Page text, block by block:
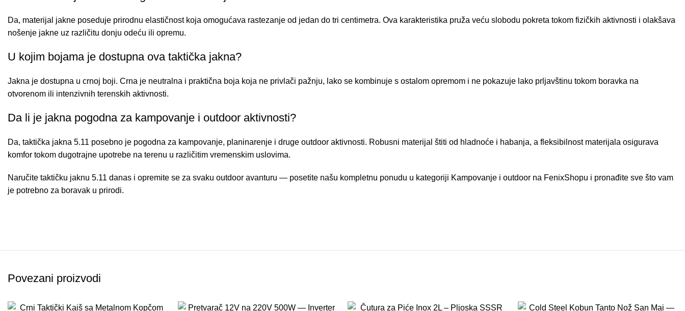
Da, materijal jakne poseduje prirodnu elastičnost koja omogućava rastezanje od jedan do tri centimetra. Ova karakteristika pruža veću slobodu pokreta tokom fizičkih aktivnosti i olakšava
nošenje jakne uz različitu donju odeću ili opremu.
U kojim bojama je dostupna ova taktička jakna?
Jakna je dostupna u crnoj boji. Crna je neutralna i praktična boja koja ne privlači pažnju, lako se kombinuje s ostalom opremom i ne pokazuje lako prljavštinu tokom boravka na
otvorenom ili intenzivnih terenskih aktivnosti.
Da li je jakna pogodna za kampovanje i outdoor aktivnosti?
Da, taktička jakna 5.11 posebno je pogodna za kampovanje, planinarenje i druge outdoor aktivnosti. Robusni materijal štiti od hladnoće i habanja, a fleksibilnost materijala osigurava
komfor tokom dugotrajne upotrebe na terenu u različitim vremenskim uslovima.
Naručite taktičku jaknu 5.11 danas i opremite se za svaku outdoor avanturu — posetite našu kompletnu ponudu u kategoriji Kampovanje i outdoor na FenixShopu i pronađite sve što vam
je potrebno za boravak u prirodi.
Povezani proizvodi